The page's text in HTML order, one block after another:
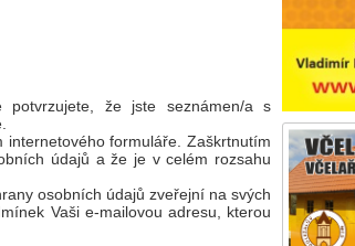
potvrzujete, že jste seznámen/a s
formuláře. Zaškrtnutím
údajů a že je v celém rozsahu
osobních údajů zveřejní na svých
Vaši e-mailovou adresu, kterou